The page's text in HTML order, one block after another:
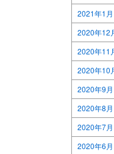
2021年1月
2020年12
2020年11
2020年10
2020年9月
2020年8月
2020年7月
2020年6月